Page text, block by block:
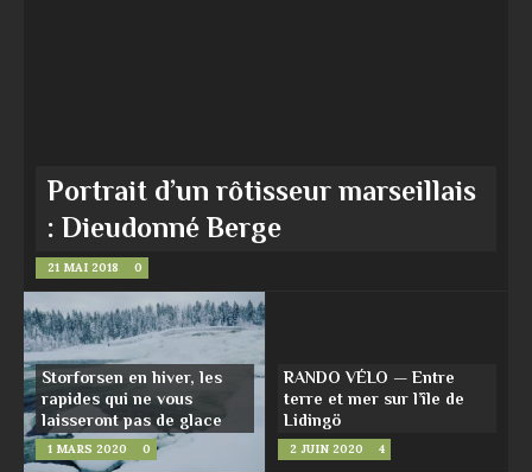
Portrait d’un rôtisseur marseillais
: Dieudonné Berge
21 MAI 2018 0
Storforsen en hiver, les
rapides qui ne vous
laisseront pas de glace
1 MARS 2020 0
RANDO VÉLO — Entre
terre et mer sur l’île de
Lidingö
2 JUIN 2020 4